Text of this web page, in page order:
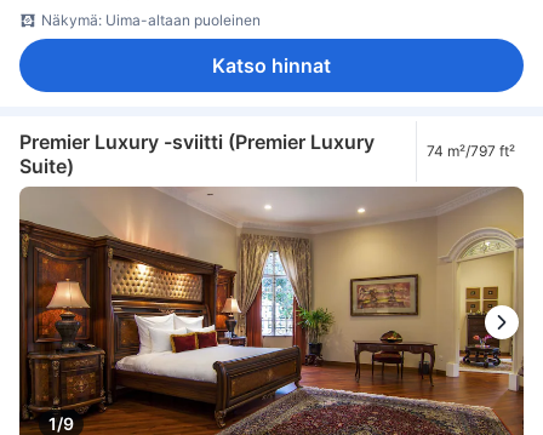
Näkymä: Uima-altaan puoleinen
Katso hinnat
Premier Luxury -sviitti (Premier Luxury
Suite)
74 m²/797 ft²
1/9